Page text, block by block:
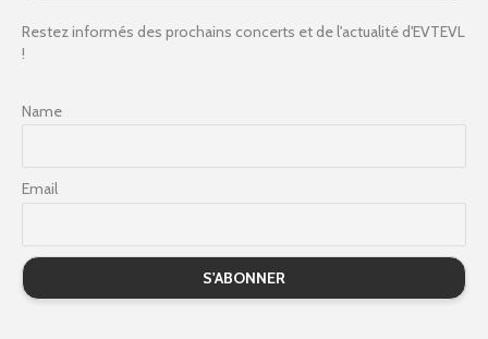
Restez informés des prochains concerts et de l'actualité d'EVTEVL
!
Name
Email